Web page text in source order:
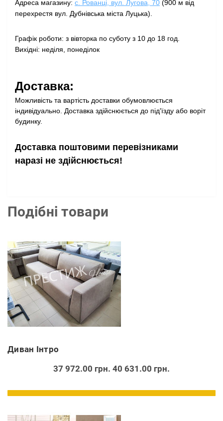
Адреса магазину: с. Рованці, вул. Лугова, 70 (900 м від
перехрестя вул. Дубнівська міста Луцька).
Графік роботи: з вівторка по суботу з 10 до 18 год.
Вихідні: неділя, понеділок
Доставка:
Можливість та вартість доставки обумовлюється
індивідуально. Доставка здійснюється до під'їзду або воріт
будинку.
Доставка поштовими перевізниками
наразі не здійснюється!
Подібні товари
Диван Інтро
37 972.00 грн. 40 631.00 грн.